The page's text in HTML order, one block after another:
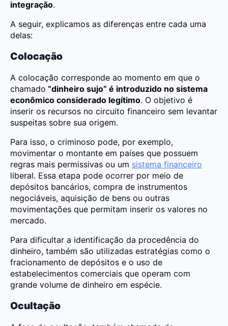
integração.
A seguir, explicamos as diferenças entre cada uma
delas:
Colocação
A colocação corresponde ao momento em que o
chamado “dinheiro sujo” é introduzido no sistema
econômico considerado legítimo. O objetivo é
inserir os recursos no circuito financeiro sem levantar
suspeitas sobre sua origem.
Para isso, o criminoso pode, por exemplo,
movimentar o montante em países que possuem
regras mais permissivas ou um sistema financeiro
liberal. Essa etapa pode ocorrer por meio de
depósitos bancários, compra de instrumentos
negociáveis, aquisição de bens ou outras
movimentações que permitam inserir os valores no
mercado.
Para dificultar a identificação da procedência do
dinheiro, também são utilizadas estratégias como o
fracionamento de depósitos e o uso de
estabelecimentos comerciais que operam com
grande volume de dinheiro em espécie.
Ocultação